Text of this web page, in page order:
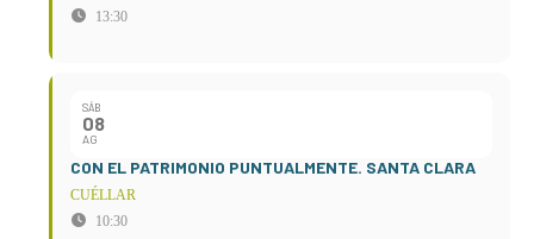
13:30
SÁB
08
AG
CON EL PATRIMONIO PUNTUALMENTE. SANTA CLARA
CUÉLLAR
10:30